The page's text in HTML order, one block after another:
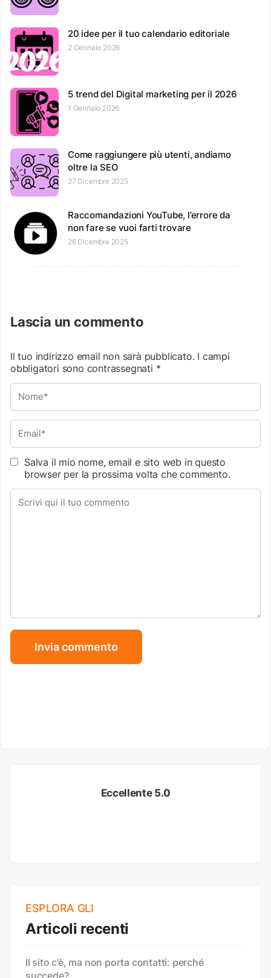
20 idee per il tuo calendario editoriale
2 Gennaio 2026
5 trend del Digital marketing per il 2026
1 Gennaio 2026
Come raggiungere più utenti, andiamo
oltre la SEO
27 Dicembre 2025
Raccomandazioni YouTube, l’errore da
non fare se vuoi farti trovare
26 Dicembre 2025
Lascia un commento
Il tuo indirizzo email non sarà pubblicato. I campi
obbligatori sono contrassegnati *
Salva il mio nome, email e sito web in questo
browser per la prossima volta che commento.
Eccellente 5.0
ESPLORA GLI
Articoli recenti
Il sito c’è, ma non porta contatti: perché